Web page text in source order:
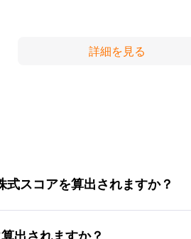
詳細を見る
スコアを算出されますか？
出されますか？